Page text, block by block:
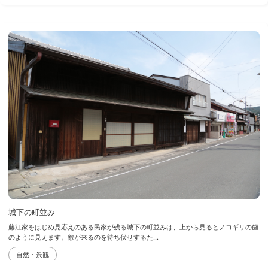
城下の町並み
藤江家をはじめ見応えのある民家が残る城下の町並みは、上から見るとノコギリの歯
のように見えます。敵が来るのを待ち伏せするた...
自然・景観